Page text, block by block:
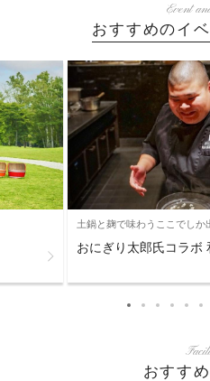
Event
おすすめのイ
土鍋と麹で味わうここでしか
おにぎり太郎氏コラボ
おすす